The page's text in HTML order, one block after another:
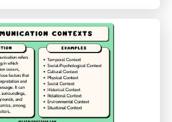
如何延长车辆的电池寿命，确
并及时掌握软件的增强信息。
车主还是希望改善维护程序的
用的技巧和见解，以延长电动
提升驾驶体验。